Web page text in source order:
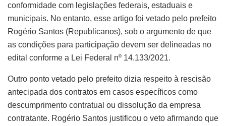
conformidade com legislações federais, estaduais e
municipais. No entanto, esse artigo foi vetado pelo prefeito
Rogério Santos (Republicanos), sob o argumento de que
as condições para participação devem ser delineadas no
edital conforme a Lei Federal nº 14.133/2021.
Outro ponto vetado pelo prefeito dizia respeito à rescisão
antecipada dos contratos em casos específicos como
descumprimento contratual ou dissolução da empresa
contratante. Rogério Santos justificou o veto afirmando que